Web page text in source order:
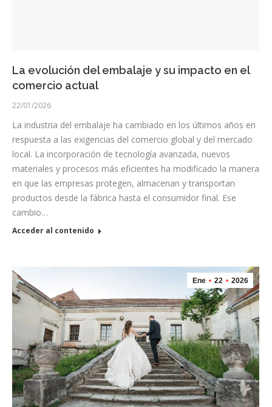
La evolución del embalaje y su impacto en el
comercio actual
22/01/2026
La industria del embalaje ha cambiado en los últimos años en
respuesta a las exigencias del comercio global y del mercado
local. La incorporación de tecnología avanzada, nuevos
materiales y procesos más eficientes ha modificado la manera
en que las empresas protegen, almacenan y transportan
productos desde la fábrica hasta el consumidor final. Ese
cambio…
Acceder al contenido
Ene 22 2026